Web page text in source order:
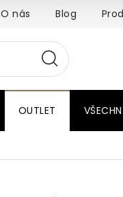
O nás Blog
OUTLET